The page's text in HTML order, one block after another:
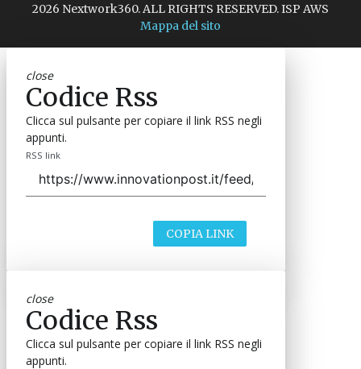
2026 Nextwork360. ALL RIGHTS RESERVED. ISP AWS
Mappa del sito
close
Codice Rss
Clicca sul pulsante per copiare il link RSS negli
appunti.
RSS link
COPIA LINK
close
Codice Rss
Clicca sul pulsante per copiare il link RSS negli
appunti.